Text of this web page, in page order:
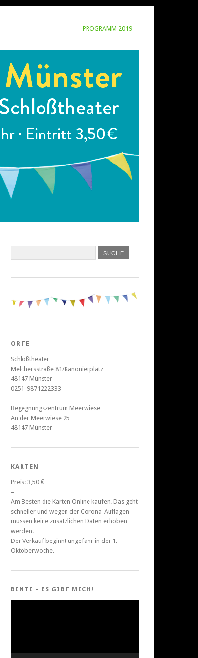
PROGRAMM 2019
ORTE
Schloßtheater
Melchersstraße 81/Kanonierplatz
48147 Münster
0251-9871222333
–
Begegnungszentrum Meerwiese
An der Meerwiese 25
48147 Münster
KARTEN
Preis: 3,50 €
–
Am Besten die Karten Online kaufen. Das geht
schneller und wegen der Corona-Auflagen
müssen keine zusätzlichen Daten erhoben
werden.
Der Verkauf beginnt ungefähr in der 1.
Oktoberwoche.
BINTI – ES GIBT MICH!